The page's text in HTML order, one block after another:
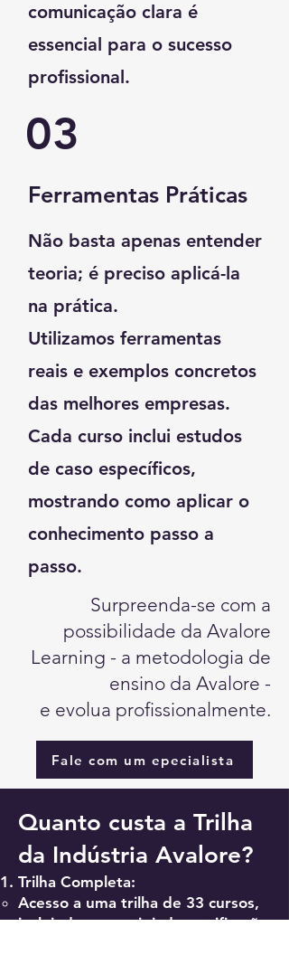
comunicação clara é
essencial para o sucesso
profissional.
03
Ferramentas Práticas
Não basta apenas entender
teoria; é preciso aplicá-la
na prática.
Utilizamos ferramentas
reais e exemplos concretos
das melhores empresas.
Cada curso inclui estudos
de caso específicos,
mostrando como aplicar o
conhecimento passo a
passo.
Surpreenda-se com a
possibilidade da Avalore
Learning - a metodologia de
ensino da Avalore -
e evolua profissionalmente.
Fale com um epecialista
Quanto custa a Trilha
da Indústria Avalore?
Trilha Completa:
Acesso a uma trilha de 33 cursos,
incluindo a prestigiada certificação